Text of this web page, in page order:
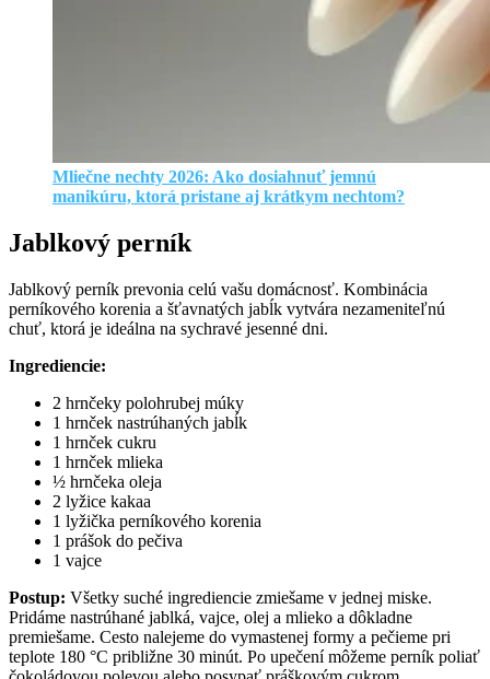
Mliečne nechty 2026: Ako dosiahnuť jemnú
manikúru, ktorá pristane aj krátkym nechtom?
Jablkový perník
Jablkový perník prevonia celú vašu domácnosť. Kombinácia
perníkového korenia a šťavnatých jabĺk vytvára nezameniteľnú
chuť, ktorá je ideálna na sychravé jesenné dni.
Ingrediencie:
2 hrnčeky polohrubej múky
1 hrnček nastrúhaných jabĺk
1 hrnček cukru
1 hrnček mlieka
½ hrnčeka oleja
2 lyžice kakaa
1 lyžička perníkového korenia
1 prášok do pečiva
1 vajce
Postup: Všetky suché ingrediencie zmiešame v jednej miske.
Pridáme nastrúhané jablká, vajce, olej a mlieko a dôkladne
premiešame. Cesto nalejeme do vymastenej formy a pečieme pri
teplote 180 °C približne 30 minút. Po upečení môžeme perník poliať